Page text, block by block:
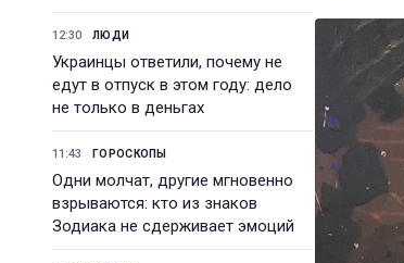
12:30 ЛЮДИ
Украинцы ответили, почему не
едут в отпуск в этом году: дело
не только в деньгах
11:43 ГОРОСКОПЫ
Одни молчат, другие мгновенно
взрываются: кто из знаков
Зодиака не сдерживает эмоций